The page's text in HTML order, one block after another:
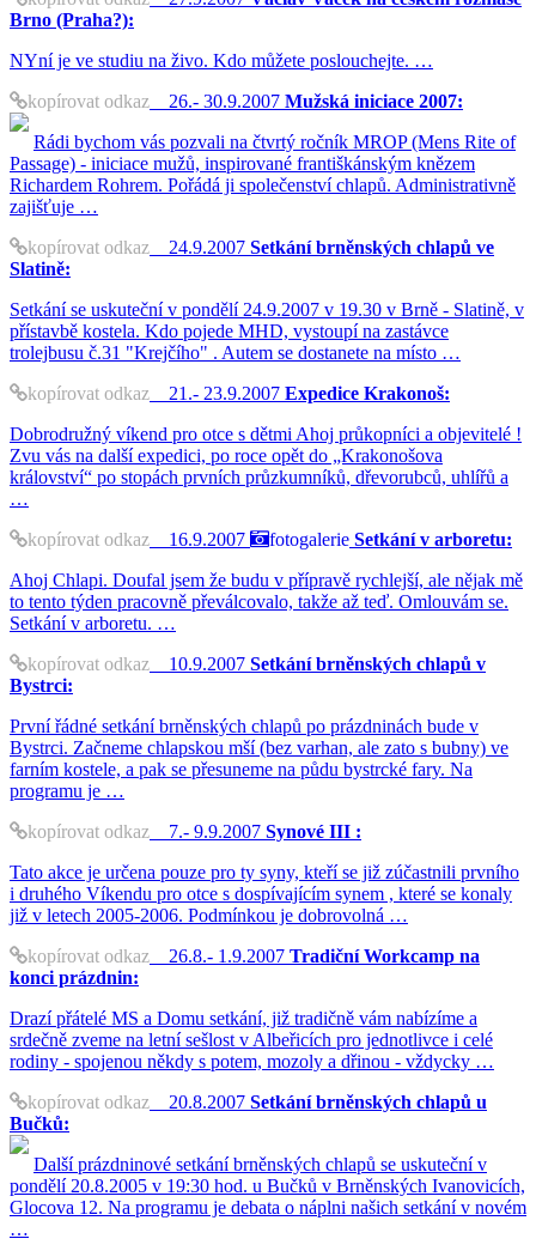
Brno (Praha?):
NYní je ve studiu na živo. Kdo můžete poslouchejte. …
kopírovat odkaz 26.- 30.9.2007 Mužská iniciace 2007:
Rádi bychom vás pozvali na čtvrtý ročník MROP (Mens Rite of
Passage) - iniciace mužů, inspirované františkánským knězem
Richardem Rohrem. Pořádá ji společenství chlapů. Administrativně
zajišťuje …
kopírovat odkaz 24.9.2007 Setkání brněnských chlapů ve
Slatině:
Setkání se uskuteční v pondělí 24.9.2007 v 19.30 v Brně - Slatině, v
přístavbě kostela. Kdo pojede MHD, vystoupí na zastávce
trolejbusu č.31 "Krejčího" . Autem se dostanete na místo …
kopírovat odkaz 21.- 23.9.2007 Expedice Krakonoš:
Dobrodružný víkend pro otce s dětmi Ahoj průkopníci a objevitelé !
Zvu vás na další expedici, po roce opět do „Krakonošova
království“ po stopách prvních průzkumníků, dřevorubců, uhlířů a
…
kopírovat odkaz 16.9.2007 fotogalerie Setkání v arboretu:
Ahoj Chlapi. Doufal jsem že budu v přípravě rychlejší, ale nějak mě
to tento týden pracovně převálcovalo, takže až teď. Omlouvám se.
Setkání v arboretu. …
kopírovat odkaz 10.9.2007 Setkání brněnských chlapů v
Bystrci:
První řádné setkání brněnských chlapů po prázdninách bude v
Bystrci. Začneme chlapskou mší (bez varhan, ale zato s bubny) ve
farním kostele, a pak se přesuneme na půdu bystrcké fary. Na
programu je …
kopírovat odkaz 7.- 9.9.2007 Synové III :
Tato akce je určena pouze pro ty syny, kteří se již zúčastnili prvního
i druhého Víkendu pro otce s dospívajícím synem , které se konaly
již v letech 2005-2006. Podmínkou je dobrovolná …
kopírovat odkaz 26.8.- 1.9.2007 Tradiční Workcamp na
konci prázdnin:
Drazí přátelé MS a Domu setkání, již tradičně vám nabízíme a
srdečně zveme na letní sešlost v Albeřicích pro jednotlivce i celé
rodiny - spojenou někdy s potem, mozoly a dřinou - vždycky …
kopírovat odkaz 20.8.2007 Setkání brněnských chlapů u
Bučků:
Další prázdninové setkání brněnských chlapů se uskuteční v
pondělí 20.8.2005 v 19:30 hod. u Bučků v Brněnských Ivanovicích,
Glocova 12. Na programu je debata o náplni našich setkání v novém
…